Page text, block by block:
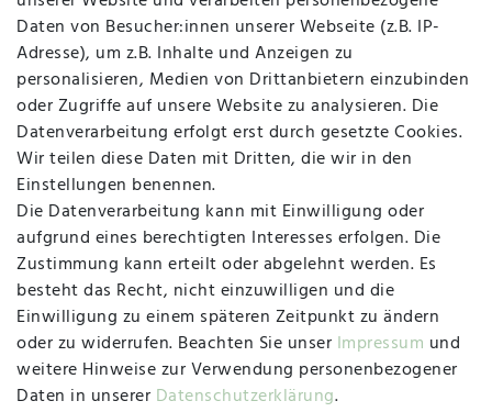
Vertrag widerrufen Kontakt
MAPALI VOR ORT
Herzogstraße 10
47533 Kleve
Montag, Dienstag, Donnerstag, Freitag
09:00 Uhr bis 13:00 Uhr
Mittwoch
09:00 Uhr bis 12:00 Uhr
Daten von Besucher:innen unserer Webseite (z.B. IP-
Adresse), um z.B. Inhalte und Anzeigen zu
personalisieren, Medien von Drittanbietern einzubinden
oder Zugriffe auf unsere Website zu analysieren. Die
Datenverarbeitung erfolgt erst durch gesetzte Cookies.
Wir teilen diese Daten mit Dritten, die wir in den
Einstellungen benennen.
Die Datenverarbeitung kann mit Einwilligung oder
aufgrund eines berechtigten Interesses erfolgen. Die
Zustimmung kann erteilt oder abgelehnt werden. Es
besteht das Recht, nicht einzuwilligen und die
Einwilligung zu einem späteren Zeitpunkt zu ändern
oder zu widerrufen. Beachten Sie unser Impressum und
weitere Hinweise zur Verwendung personenbezogener
Daten in unserer Daten­schutz­erklärung.